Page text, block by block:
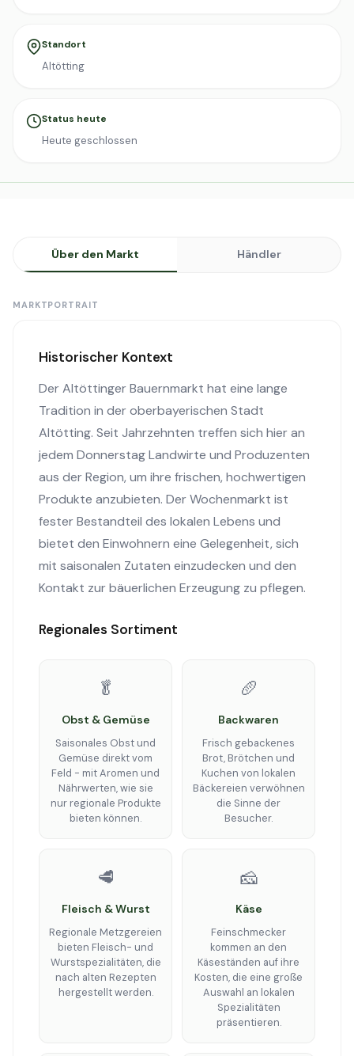
Standort
Altötting
Status heute
Heute geschlossen
Über den Markt Händler
MARKTPORTRAIT
Historischer Kontext
Der Altöttinger Bauernmarkt hat eine lange
Tradition in der oberbayerischen Stadt
Altötting. Seit Jahrzehnten treffen sich hier an
jedem Donnerstag Landwirte und Produzenten
aus der Region, um ihre frischen, hochwertigen
Produkte anzubieten. Der Wochenmarkt ist
fester Bestandteil des lokalen Lebens und
bietet den Einwohnern eine Gelegenheit, sich
mit saisonalen Zutaten einzudecken und den
Kontakt zur bäuerlichen Erzeugung zu pflegen.
Regionales Sortiment
🥬
Obst & Gemüse
Saisonales Obst und
Gemüse direkt vom
Feld - mit Aromen und
Nährwerten, wie sie
nur regionale Produkte
bieten können.
🥖
Backwaren
Frisch gebackenes
Brot, Brötchen und
Kuchen von lokalen
Bäckereien verwöhnen
die Sinne der
Besucher.
🥩
Fleisch & Wurst
Regionale Metzgereien
bieten Fleisch- und
Wurstspezialitäten, die
nach alten Rezepten
hergestellt werden.
🧀
Käse
Feinschmecker
kommen an den
Käseständen auf ihre
Kosten, die eine große
Auswahl an lokalen
Spezialitäten
präsentieren.